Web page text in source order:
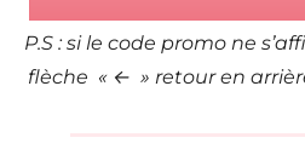
P.S : si le code promo ne
flèche « ← » retour en